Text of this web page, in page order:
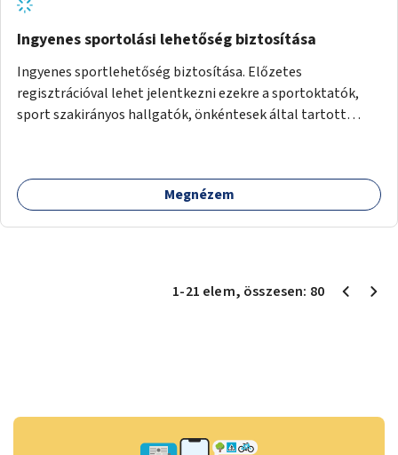
Ingyenes sportolási lehetőség biztosítása
Ingyenes sportlehetőség biztosítása. Előzetes
regisztrációval lehet jelentkezni ezekre a sportoktatók,
sport szakirányos hallgatók, önkéntesek által tartott
Megnézem
1-21 elem, összesen: 80